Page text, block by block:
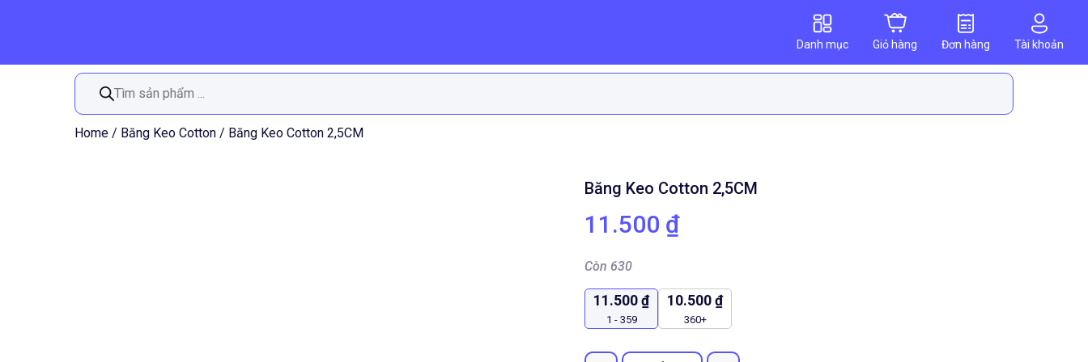
Danh mục Giỏ hàng Đơn hàng Tài khoản
Tìm
kiếm
sản
phẩm
Home / Băng Keo Cotton / Băng Keo Cotton 2,5CM
Băng Keo Cotton 2,5CM
11.500 ₫
Còn 630
11.500 ₫
1 - 359
10.500 ₫
360+